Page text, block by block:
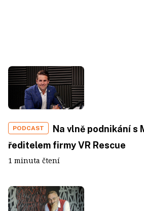
PODCAST
Na vlně podnikání s
ředitelem firmy VR Rescue
1 minuta čtení